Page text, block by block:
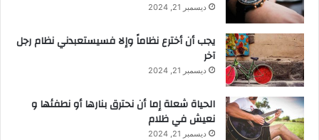
ديسمبر 21, 2024
يجب أن أخترع نظاماً وإلا فسيستعبدني نظام رجل
آخر
ديسمبر 21, 2024
الحياة شعلة إما أن نحترق بنارها أو نطفئها و
نعيش في ظلام
ديسمبر 21, 2024